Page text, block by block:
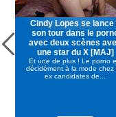
Cindy Lopes se lance
son tour dans le
avec deux scènes
une star du X [MAJ]
Et une de plus ! Le porno
décidément à la mode chez
ex candidates de...